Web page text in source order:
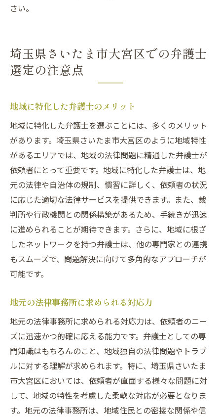
さい。
埼玉県さいたま市大宮区での弁護士
選定の注意点
地域に特化した弁護士のメリット
地域に特化した弁護士を選ぶことには、多くのメリット
があります。埼玉県さいたま市大宮区のように地域特性
があるエリアでは、地域の法律問題に精通した弁護士が
依頼者にとって重要です。地域に特化した弁護士は、地
元の法律や自治体の規制、慣習に詳しく、依頼者の状況
に応じた適切な法律サービスを提供できます。また、裁
判所や行政機関との関係構築があるため、手続きが迅速
に進められることが期待できます。さらに、地域に根ざ
したネットワークを持つ弁護士は、他の専門家との連携
もスムーズで、問題解決に向けて多角的なアプローチが
可能です。
地元の法律事務所に求められる対応力
地元の法律事務所に求められる対応力は、依頼者のニー
ズに迅速かつ的確に応える能力です。弁護士としての専
門知識はもちろんのこと、地域独自の法律問題やトラブ
ルに対する理解が求められます。特に、埼玉県さいたま
市大宮区においては、依頼者が直面する様々な問題に対
して、地域の特性を考慮した柔軟な対応が必要となりま
す。地元の法律事務所は、地域住民との密接な関係や信